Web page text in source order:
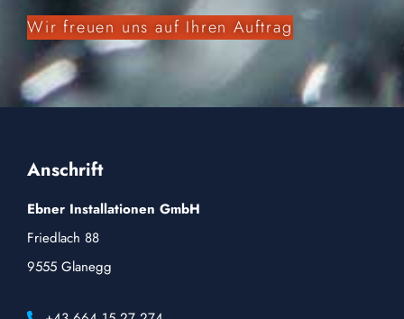
Wir freuen uns auf Ihren Auftrag
Anschrift
Ebner Installationen GmbH
Friedlach 88
9555 Glanegg